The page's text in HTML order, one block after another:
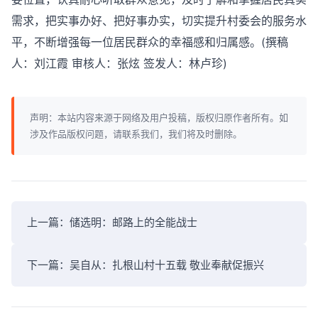
需求，把实事办好、把好事办实，切实提升村委会的服务水
平，不断增强每一位居民群众的幸福感和归属感。(撰稿
人：刘江霞 审核人：张炫 签发人：林卢珍)
声明：本站内容来源于网络及用户投稿，版权归原作者所有。如
涉及作品版权问题，请联系我们，我们将及时删除。
上一篇： 储选明：邮路上的全能战士
下一篇： 吴自从：扎根山村十五载 敬业奉献促振兴